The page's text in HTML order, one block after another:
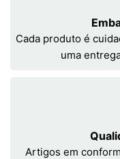
Cada produto é
uma
Artigos em